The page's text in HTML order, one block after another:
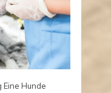
Hunde